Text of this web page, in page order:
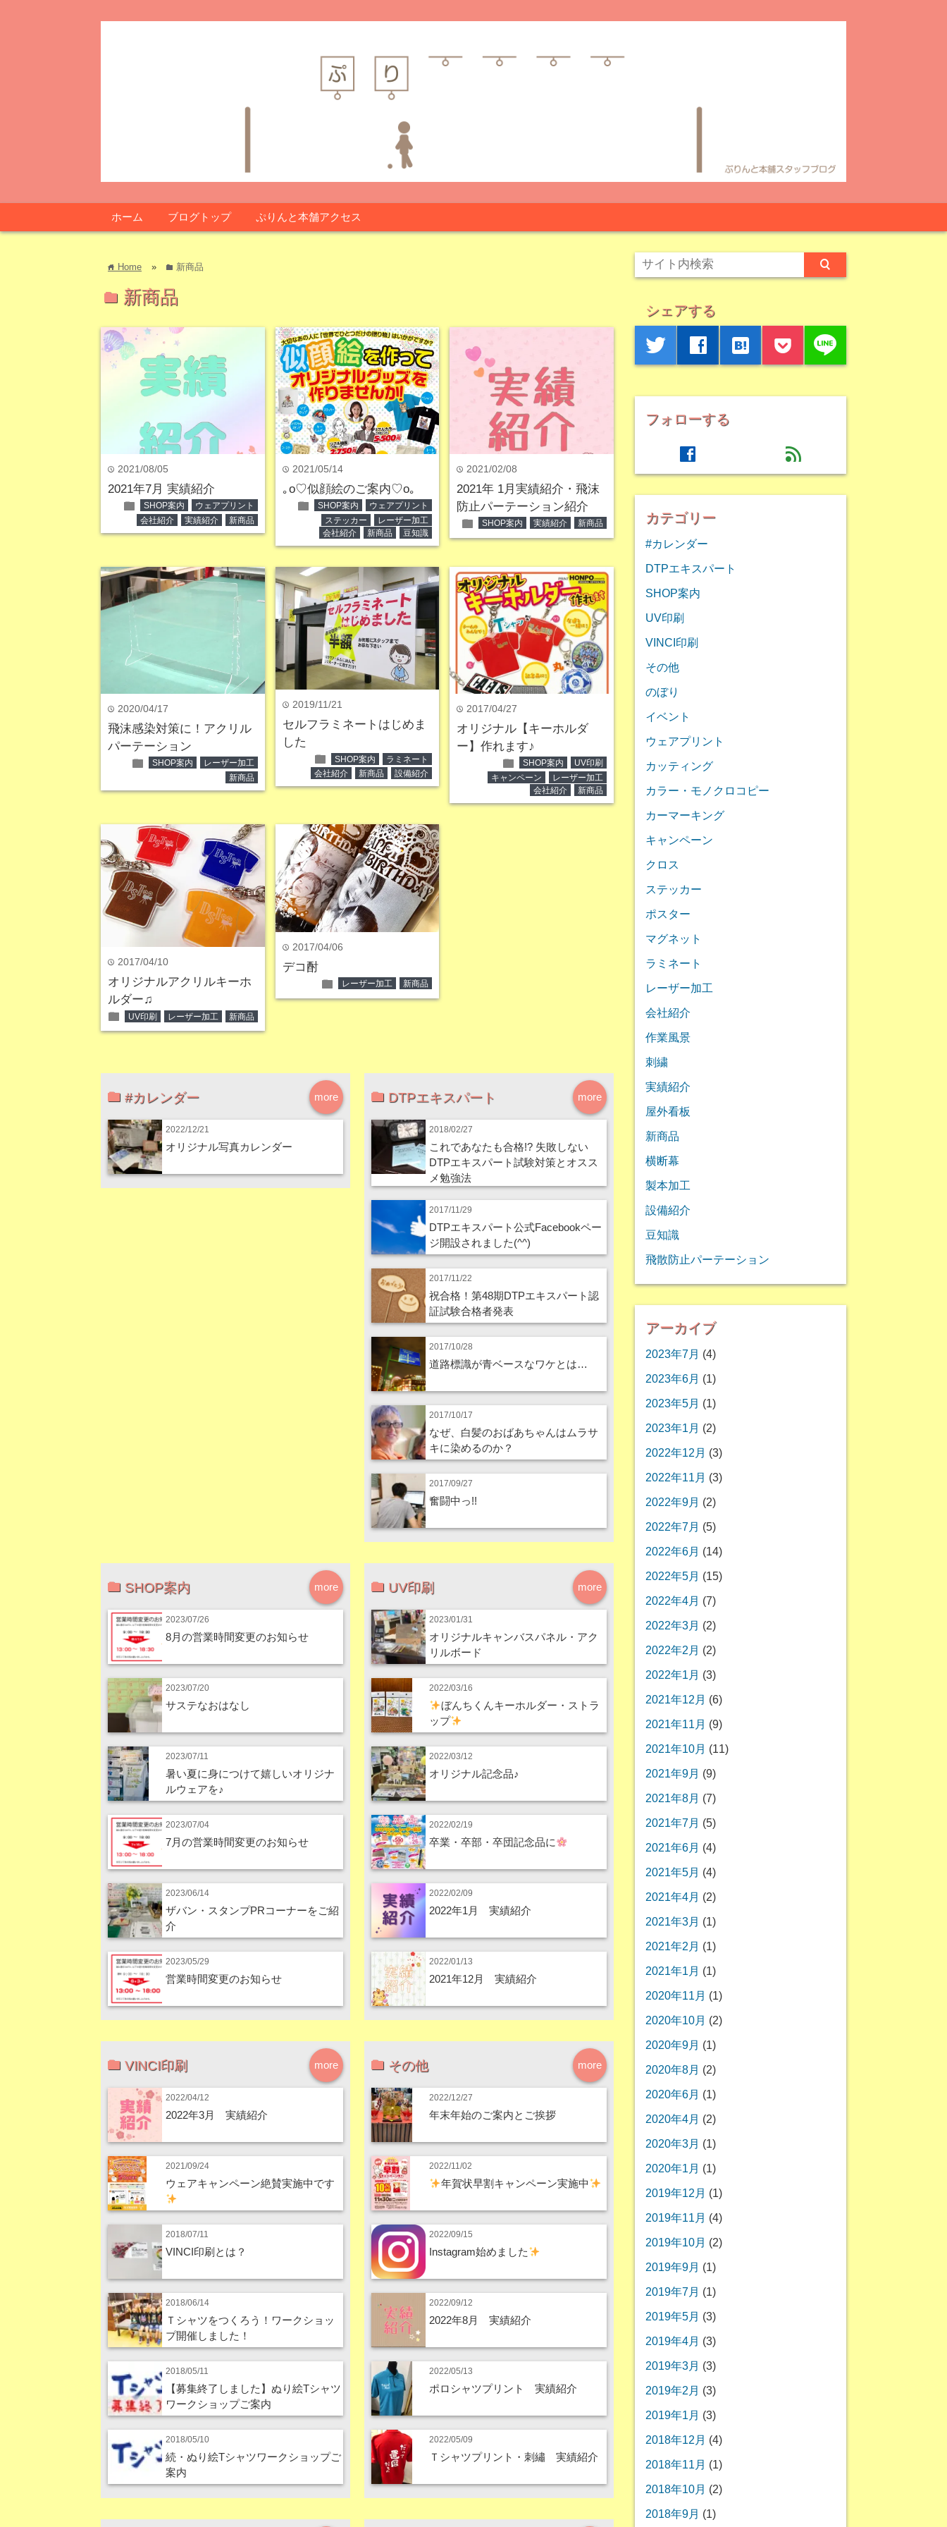
ホーム ブログトップ ぷりんと本舗アクセス
home Home » folder 新商品
folder 新商品
time 2021/08/05
2021年7月 実績紹介
folder SHOP案内
ウェアプリント
会社紹介
実績紹介 新商品
time 2021/05/14
｡o♡似顔絵のご案内♡o｡
folder SHOP案内
ウェアプリント
ステッカー
レーザー加工
会社紹介
新商品 豆知識
time 2021/02/08
2021年 1月実績紹介・飛沫
防止パーテーション紹介
folder SHOP案内 実績紹介 新商品
time 2020/04/17
飛沫感染対策に！アクリル
パーテーション
folder SHOP案内
レーザー加工
新商品
time 2019/11/21
セルフラミネートはじめま
した
folder SHOP案内
ラミネート
会社紹介
新商品 設備紹介
time 2017/04/27
オリジナル【キーホルダ
ー】作れます♪
folder SHOP案内
UV印刷
キャンペーン
レーザー加工
会社紹介
新商品
time 2017/04/10
オリジナルアクリルキーホ
ルダー♫
folder UV印刷 レーザー加工 新商品
time 2017/04/06
デコ酎
folder レーザー加工 新商品
more
#カレンダー
2022/12/21
オリジナル写真カレンダー
more
DTPエキスパート
2018/02/27
これであなたも合格!? 失敗しない
DTPエキスパート試験対策とオスス
メ勉強法
2017/11/29
DTPエキスパート公式Facebookペー
ジ開設されました(^^)
2017/11/22
祝合格！第48期DTPエキスパート認
証試験合格者発表
2017/10/28
道路標識が青ベースなワケとは…
2017/10/17
なぜ、白髪のおばあちゃんはムラサ
キに染めるのか？
2017/09/27
奮闘中っ!!
more
SHOP案内
2023/07/26
8月の営業時間変更のお知らせ
2023/07/20
サステなおはなし
2023/07/11
暑い夏に身につけて嬉しいオリジナ
ルウェアを♪
2023/07/04
7月の営業時間変更のお知らせ
2023/06/14
ザバン・スタンプPRコーナーをご紹
介
2023/05/29
営業時間変更のお知らせ
more
UV印刷
2023/01/31
オリジナルキャンバスパネル・アク
リルボード
2022/03/16
ぼんちくんキーホルダー・ストラ
ップ
2022/03/12
オリジナル記念品♪
2022/02/19
卒業・卒部・卒団記念品に
2022/02/09
2022年1月 実績紹介
2022/01/13
2021年12月 実績紹介
more
VINCI印刷
2022/04/12
2022年3月 実績紹介
2021/09/24
ウェアキャンペーン絶賛実施中です
2018/07/11
VINCI印刷とは？
2018/06/14
Ｔシャツをつくろう！ワークショッ
プ開催しました！
2018/05/11
【募集終了しました】ぬり絵Tシャツ
ワークショップご案内
2018/05/10
続・ぬり絵Tシャツワークショップご
案内
more
その他
2022/12/27
年末年始のご案内とご挨拶
2022/11/02
年賀状早割キャンペーン実施中
2022/09/15
Instagram始めました
2022/09/12
2022年8月 実績紹介
2022/05/13
ポロシャツプリント 実績紹介
2022/05/09
Ｔシャツプリント・刺繡 実績紹介
シェアする
twitter facebook hatenabookmark line
フォローする
facebook feed
カテゴリー
#カレンダー
DTPエキスパート
SHOP案内
UV印刷
VINCI印刷
その他
のぼり
イベント
ウェアプリント
カッティング
カラー・モノクロコピー
カーマーキング
キャンペーン
クロス
ステッカー
ポスター
マグネット
ラミネート
レーザー加工
会社紹介
作業風景
刺繍
実績紹介
屋外看板
新商品
横断幕
製本加工
設備紹介
豆知識
飛散防止パーテーション
アーカイブ
2023年7月 (4)
2023年6月 (1)
2023年5月 (1)
2023年1月 (2)
2022年12月 (3)
2022年11月 (3)
2022年9月 (2)
2022年7月 (5)
2022年6月 (14)
2022年5月 (15)
2022年4月 (7)
2022年3月 (2)
2022年2月 (2)
2022年1月 (3)
2021年12月 (6)
2021年11月 (9)
2021年10月 (11)
2021年9月 (9)
2021年8月 (7)
2021年7月 (5)
2021年6月 (4)
2021年5月 (4)
2021年4月 (2)
2021年3月 (1)
2021年2月 (1)
2021年1月 (1)
2020年11月 (1)
2020年10月 (2)
2020年9月 (1)
2020年8月 (2)
2020年6月 (1)
2020年4月 (2)
2020年3月 (1)
2020年1月 (1)
2019年12月 (1)
2019年11月 (4)
2019年10月 (2)
2019年9月 (1)
2019年7月 (1)
2019年5月 (3)
2019年4月 (3)
2019年3月 (3)
2019年2月 (3)
2019年1月 (3)
2018年12月 (4)
2018年11月 (1)
2018年10月 (2)
2018年9月 (1)